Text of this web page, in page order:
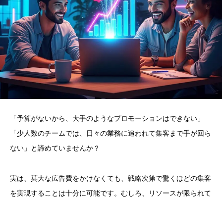
「予算がないから、大手のようなプロモーションはできない」
「少人数のチームでは、日々の業務に追われて集客まで手が回ら
ない」と諦めていませんか？
実は、莫大な広告費をかけなくても、戦略次第で驚くほどの集客
を実現することは十分に可能です。むしろ、リソースが限られて